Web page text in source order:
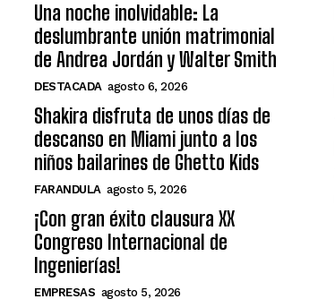
Una noche inolvidable: La
deslumbrante unión matrimonial
de Andrea Jordán y Walter Smith
DESTACADA agosto 6, 2026
Shakira disfruta de unos días de
descanso en Miami junto a los
niños bailarines de Ghetto Kids
FARANDULA agosto 5, 2026
¡Con gran éxito clausura XX
Congreso Internacional de
Ingenierías!
EMPRESAS agosto 5, 2026